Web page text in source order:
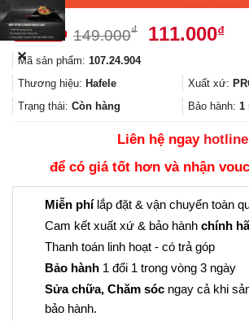
149.000₫
Giá
149.000₫.
111.000₫Giá
là:
Mã sản phẩm: 107.24.904
Thương hiệu: Hafele Xuất xứ:
Trạng thái: Còn hàng Bảo hành: 1
Liên hệ ngay hotline
để có giá tốt hơn và nhận
Miễn phílắp đặt & vận chuyển toàn
Cam kết xuất xứ & bảo hành chính
Thanh toán linh hoạt - có trả góp
Bảo hành 1 đổi 1 trong vòng 3 ngày
Sửa chữa, Chăm sóc ngay cả khi
bảo hành.
✕